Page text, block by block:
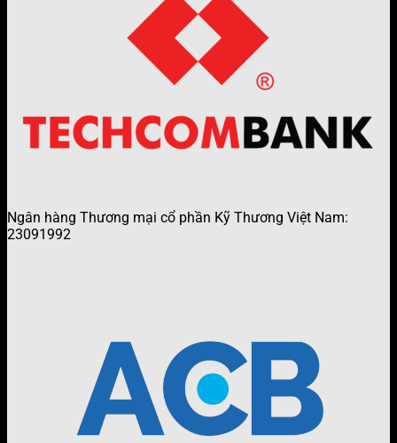
Ngân hàng Thương mại cổ phần Kỹ Thương Việt Nam:
23091992